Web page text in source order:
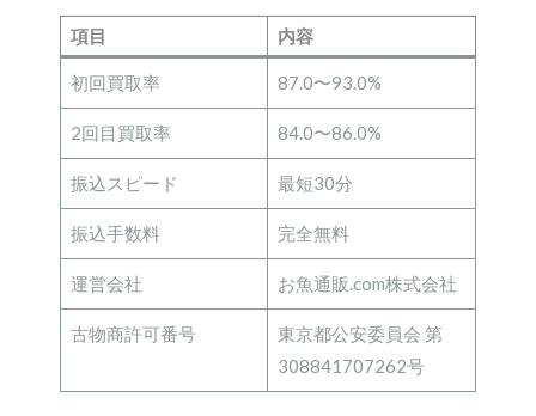
項目 内容
初回買取率 87.0〜93.0%
2回目買取率 84.0〜86.0%
振込スピード 最短30分
振込手数料 完全無料
運営会社 お魚通販.com株式会社
古物商許可番号
東京都公安委員会 第
308841707262号